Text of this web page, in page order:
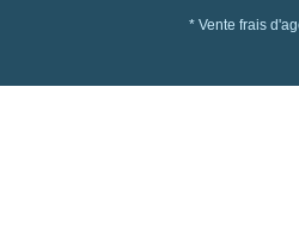
* Vente frais